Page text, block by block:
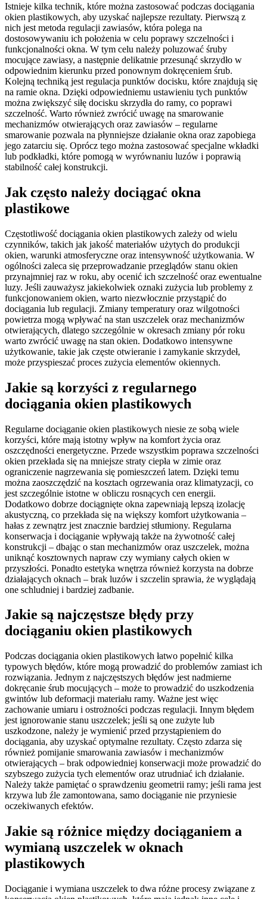
Istnieje kilka technik, które można zastosować podczas dociągania
okien plastikowych, aby uzyskać najlepsze rezultaty. Pierwszą z
nich jest metoda regulacji zawiasów, która polega na
dostosowywaniu ich położenia w celu poprawy szczelności i
funkcjonalności okna. W tym celu należy poluzować śruby
mocujące zawiasy, a następnie delikatnie przesunąć skrzydło w
odpowiednim kierunku przed ponownym dokręceniem śrub.
Kolejną techniką jest regulacja punktów docisku, które znajdują się
na ramie okna. Dzięki odpowiedniemu ustawieniu tych punktów
można zwiększyć siłę docisku skrzydła do ramy, co poprawi
szczelność. Warto również zwrócić uwagę na smarowanie
mechanizmów otwierających oraz zawiasów – regularne
smarowanie pozwala na płynniejsze działanie okna oraz zapobiega
jego zatarciu się. Oprócz tego można zastosować specjalne wkładki
lub podkładki, które pomogą w wyrównaniu luzów i poprawią
stabilność całej konstrukcji.
Jak często należy dociągać okna
plastikowe
Częstotliwość dociągania okien plastikowych zależy od wielu
czynników, takich jak jakość materiałów użytych do produkcji
okien, warunki atmosferyczne oraz intensywność użytkowania. W
ogólności zaleca się przeprowadzanie przeglądów stanu okien
przynajmniej raz w roku, aby ocenić ich szczelność oraz ewentualne
luzy. Jeśli zauważysz jakiekolwiek oznaki zużycia lub problemy z
funkcjonowaniem okien, warto niezwłocznie przystąpić do
dociągania lub regulacji. Zmiany temperatury oraz wilgotności
powietrza mogą wpływać na stan uszczelek oraz mechanizmów
otwierających, dlatego szczególnie w okresach zmiany pór roku
warto zwrócić uwagę na stan okien. Dodatkowo intensywne
użytkowanie, takie jak częste otwieranie i zamykanie skrzydeł,
może przyspieszać proces zużycia elementów okiennych.
Jakie są korzyści z regularnego
dociągania okien plastikowych
Regularne dociąganie okien plastikowych niesie ze sobą wiele
korzyści, które mają istotny wpływ na komfort życia oraz
oszczędności energetyczne. Przede wszystkim poprawa szczelności
okien przekłada się na mniejsze straty ciepła w zimie oraz
ograniczenie nagrzewania się pomieszczeń latem. Dzięki temu
można zaoszczędzić na kosztach ogrzewania oraz klimatyzacji, co
jest szczególnie istotne w obliczu rosnących cen energii.
Dodatkowo dobrze dociągnięte okna zapewniają lepszą izolację
akustyczną, co przekłada się na większy komfort użytkowania –
hałas z zewnątrz jest znacznie bardziej stłumiony. Regularna
konserwacja i dociąganie wpływają także na żywotność całej
konstrukcji – dbając o stan mechanizmów oraz uszczelek, można
uniknąć kosztownych napraw czy wymiany całych okien w
przyszłości. Ponadto estetyka wnętrza również korzysta na dobrze
działających oknach – brak luzów i szczelin sprawia, że wyglądają
one schludniej i bardziej zadbanie.
Jakie są najczęstsze błędy przy
dociąganiu okien plastikowych
Podczas dociągania okien plastikowych łatwo popełnić kilka
typowych błędów, które mogą prowadzić do problemów zamiast ich
rozwiązania. Jednym z najczęstszych błędów jest nadmierne
dokręcanie śrub mocujących – może to prowadzić do uszkodzenia
gwintów lub deformacji materiału ramy. Ważne jest więc
zachowanie umiaru i ostrożności podczas regulacji. Innym błędem
jest ignorowanie stanu uszczelek; jeśli są one zużyte lub
uszkodzone, należy je wymienić przed przystąpieniem do
dociągania, aby uzyskać optymalne rezultaty. Często zdarza się
również pomijanie smarowania zawiasów i mechanizmów
otwierających – brak odpowiedniej konserwacji może prowadzić do
szybszego zużycia tych elementów oraz utrudniać ich działanie.
Należy także pamiętać o sprawdzeniu geometrii ramy; jeśli rama jest
krzywa lub źle zamontowana, samo dociąganie nie przyniesie
oczekiwanych efektów.
Jakie są różnice między dociąganiem a
wymianą uszczelek w oknach
plastikowych
Dociąganie i wymiana uszczelek to dwa różne procesy związane z